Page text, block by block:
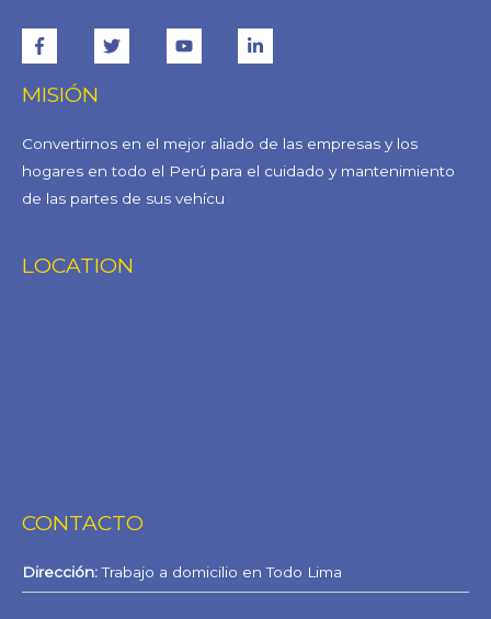
MISIÓN
Convertirnos en el mejor aliado de las empresas y los
hogares en todo el Perú para el cuidado y mantenimiento
de las partes de sus vehícu
LOCATION
CONTACTO
Dirección:Trabajo a domicilio en Todo Lima